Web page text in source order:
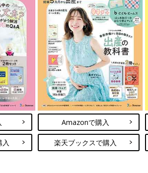
「yuzuko1234」
むらでこちらのTシャツをGET！価格は
カロンとかさくらんぼとかブドウとか、い
なり悩んだ」とのこと！イチゴのデザイン
入
Amazonで購入
楽天ブックスで購入